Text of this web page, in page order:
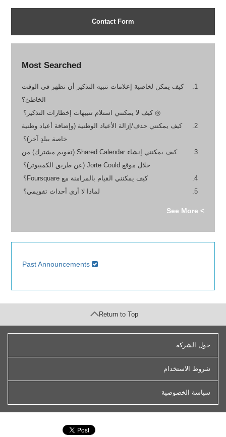
Contact Form
Most Searched
كيف يمكن لخاصية إعلامات تنبيه التذكير أن تظهر في الوقت
الخاطئ؟
◎ كيف لا يمكنني استلام تنبيهات إخطارات التذكير؟
كيف يمكنني حذف/إزالة الأعياد الوطنية (وإضافة أعياد وطنية
خاصة ببلدٍ آخر)؟
كيف يمكنني إنشاء Shared Calendar (تقويم مشترك) من
خلال موقع Jorte Could (عن طريق الكمبيوتر)؟
كيف يمكنني القيام بالمزامنة مع Foursquare؟
لماذا لا أرى أحداث تقويمي؟
> See More
Past Announcements
حول الشركة
شروط الاستخدام
سياسة الخصوصية
Return to Top